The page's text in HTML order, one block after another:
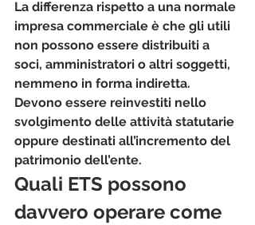
La differenza rispetto a una normale
impresa commerciale è che gli utili
non possono essere distribuiti a
soci, amministratori o altri soggetti,
nemmeno in forma indiretta.
Devono essere reinvestiti nello
svolgimento delle attività statutarie
oppure destinati all’incremento del
patrimonio dell’ente.
Quali ETS possono
davvero operare come